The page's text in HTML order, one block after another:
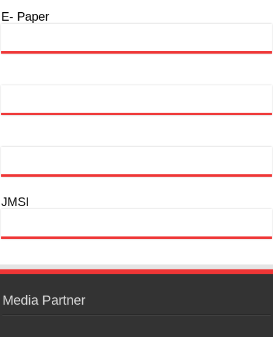
E- Paper
JMSI
Media Partner